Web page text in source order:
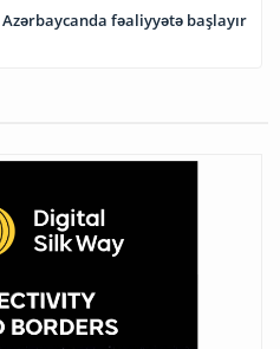
fəaliyyətə başlayır